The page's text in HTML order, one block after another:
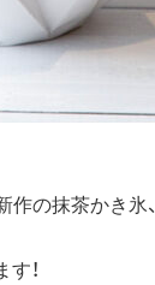
の抹茶かき氷、
！